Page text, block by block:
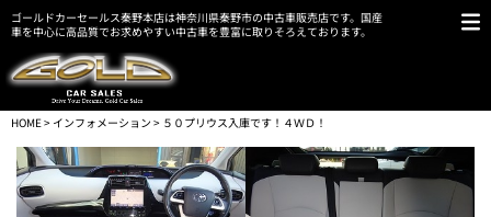
ゴールドカーセールス秦野本店は神奈川県秦野市の中古車販売店です。国産
車を中心に高品質でお求めやすい中古車を豊富に取りそろえております。
HOME> インフォメーション > ５０プリウス入庫です！４ＷＤ！